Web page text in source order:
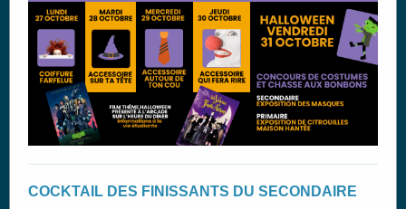
COCKTAIL DES FINISSANTS DU SECONDAIRE